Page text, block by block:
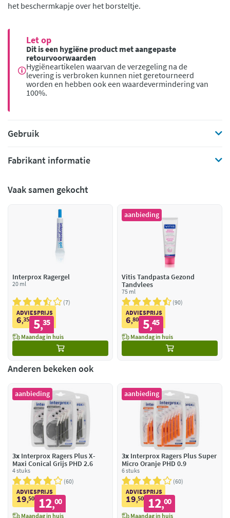
het beschermkapje over het borsteltje.
Let op
Dit is een hygiëne product met aangepaste
retourvoorwaarden
Hygiëneartikelen waarvan de verzegeling na de
levering is verbroken kunnen niet geretourneerd
worden en hebben ook een waardevermindering van
100%.
Gebruik
Fabrikant informatie
Vaak samen gekocht
Interprox Ragergel
20 ml
7
ADVIESPRIJS
6,35 5,35
Maandag in huis
aanbieding
Vitis Tandpasta Gezond
Tandvlees
75 ml
90
ADVIESPRIJS
6,80 5,45
Maandag in huis
Anderen bekeken ook
aanbieding
3x Interprox Ragers Plus X-
Maxi Conical Grijs PHD 2.6
4 stuks
60
ADVIESPRIJS
19,50 12,00
Maandag in huis
aanbieding
3x Interprox Ragers Plus Super
Micro Oranje PHD 0.9
6 stuks
60
ADVIESPRIJS
19,50 12,00
Maandag in huis